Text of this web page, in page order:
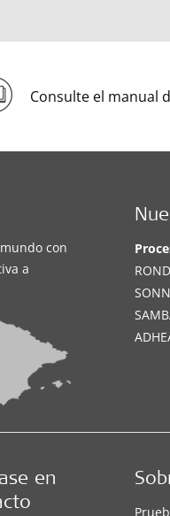
Consulte el manual
con
a
en